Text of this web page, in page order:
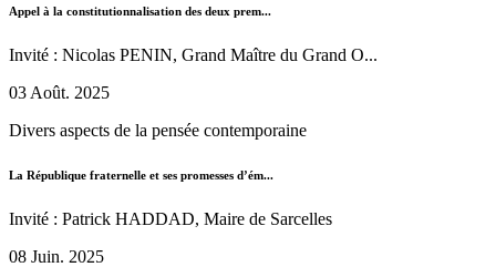
Appel à la constitutionnalisation des deux prem...
Invité : Nicolas PENIN, Grand Maître du Grand O...
03 Août. 2025
Divers aspects de la pensée contemporaine
La République fraternelle et ses promesses d’ém...
Invité : Patrick HADDAD, Maire de Sarcelles
08 Juin. 2025